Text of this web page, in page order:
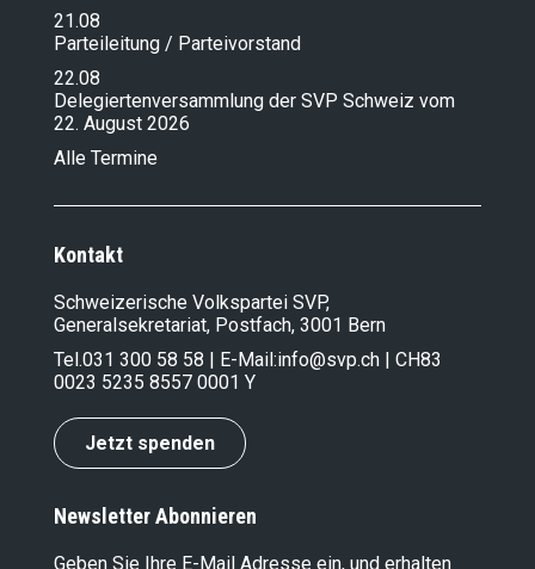
21.08
Parteileitung / Parteivorstand
22.08
Delegiertenversammlung der SVP Schweiz vom
22. August 2026
Alle Termine
Kontakt
Schweizerische Volkspartei SVP,
Generalsekretariat, Postfach, 3001 Bern
Tel.031 300 58 58 | E-Mail:info@svp.ch | CH83
0023 5235 8557 0001 Y
Jetzt spenden
Newsletter Abonnieren
Geben Sie Ihre E-Mail Adresse ein, und erhalten